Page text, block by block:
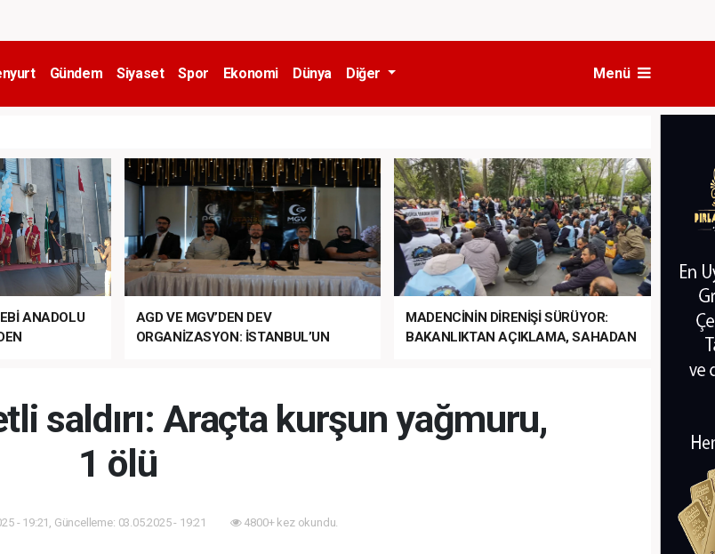
Gündem Siyaset Spor Ekonomi Dünya Diğer Menü
ANADOLU
AGD VE MGV’DEN DEV
ORGANİZASYON: İSTANBUL’UN
MADENCİNİN DİRENİŞİ SÜRÜYOR:
BAKANLIKTAN AÇIKLAMA, SAHADAN
saldırı: Araçta kurşun yağmuru,
1 ölü
- 19:21, Güncelleme: 03.05.2025 - 19:21 4800+ kez okundu.